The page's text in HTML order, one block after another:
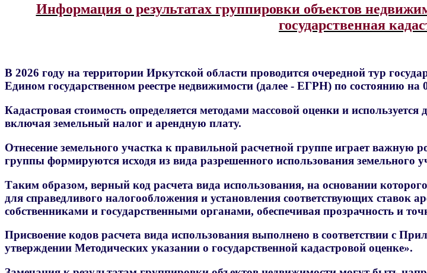
Информация о результатах группировки объектов
государственная
В 2026 году на территории Иркутской области проводится очередной тур
Едином государственном реестре недвижимости (далее - ЕГРН) по состоянию на
Кадастровая стоимость определяется методами массовой оценки и
включая земельный налог и арендную плату.
Отнесение земельного участка к правильной расчетной группе играет важную
группы формируются исходя из вида разрешенного использования земельного
Таким образом, верный код расчета вида использования, на основании
для справедливого налогообложения и установления соответствующих
собственниками и государственными органами, обеспечивая прозрачность и
Присвоение кодов расчета вида использования выполнено в соответствии с
утверждении Методических указании о государственной кадастровой оценке».